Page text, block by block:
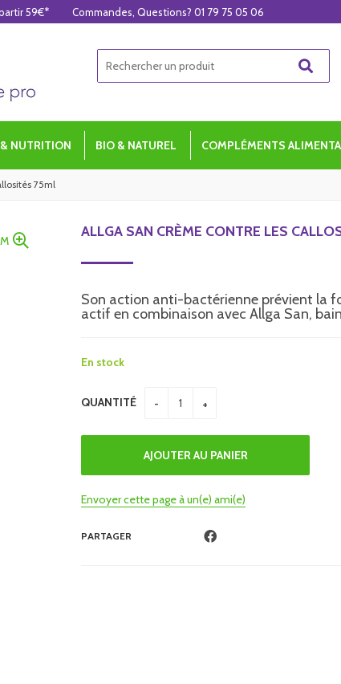
NUTRITION BIO & NATUREL COMPLÉMENTS
75ml
ALLGA SAN CRÈME CONTRE LES
Son action anti-bactérienne prévient la
actif en combinaison avec Allga San,
En stock
QUANTITÉ
Envoyer cette page à un(e) ami(e)
PARTAGER
59€* Commandes, Questions? 01 79 75 05 06